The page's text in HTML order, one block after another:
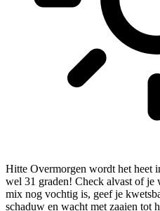
Hitte Overmorgen wordt het heet
wel 31 graden! Check alvast of
mix nog vochtig is, geef je
schaduw en wacht met zaaien tot